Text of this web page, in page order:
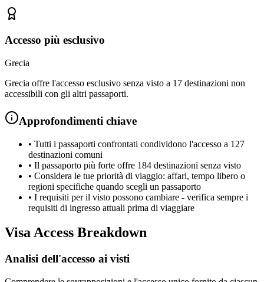
Accesso più esclusivo
Grecia
Grecia offre l'accesso esclusivo senza visto a 17 destinazioni non
accessibili con gli altri passaporti.
Approfondimenti chiave
• Tutti i passaporti confrontati condividono l'accesso a 127
destinazioni comuni
• Il passaporto più forte offre 184 destinazioni senza visto
• Considera le tue priorità di viaggio: affari, tempo libero o
regioni specifiche quando scegli un passaporto
• I requisiti per il visto possono cambiare - verifica sempre i
requisiti di ingresso attuali prima di viaggiare
Visa Access Breakdown
Analisi dell'accesso ai visti